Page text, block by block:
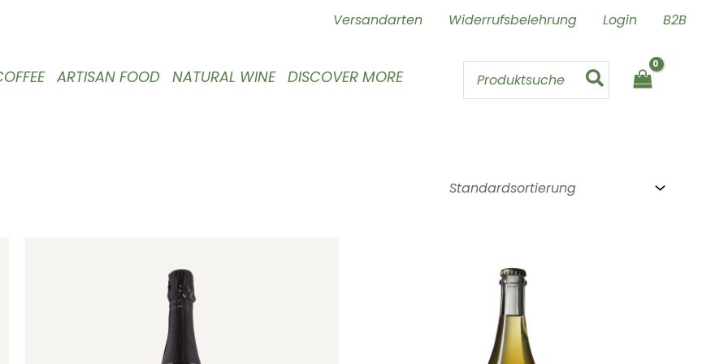
Versandarten Widerrufsbelehrung Login B2B
ARTISAN FOOD NATURAL WINE DISCOVER MORE
Search